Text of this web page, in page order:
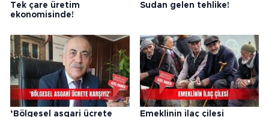
Tek çare üretim
ekonomisinde!
Sudan gelen tehlike!
‘Bölgesel asgari ücrete
Emeklinin ilaç çilesi